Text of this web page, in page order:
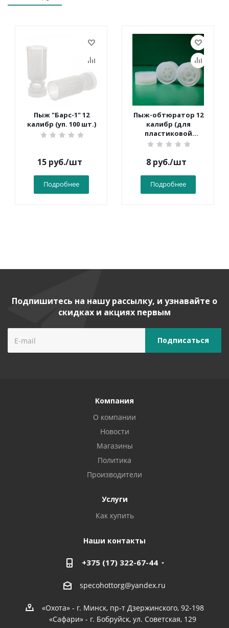
Пыж "Барс-1" 12
калибр (уп. 100 шт.)
15руб./шт
Подробнее
Пыж-обтюратор 12
калибр (для
пластиковой
гильзы)
8 руб./шт
Подробнее
Подпишитесь на нашу рассылку, и узнавайте о
скидках и акциях первым
Компания
О компании
Новости
Магазины
Политика
Производители
Услуги
Как купить
Наши контакты
+375 (17) 322-67-44
specohottorg@yandex.ru
«Охота» - г. Минск, пр-т Дзержинского, 92-198
«Сафари» - г. Бобруйск, ул. Советская, 129